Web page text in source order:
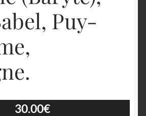
Puy-
30.00€